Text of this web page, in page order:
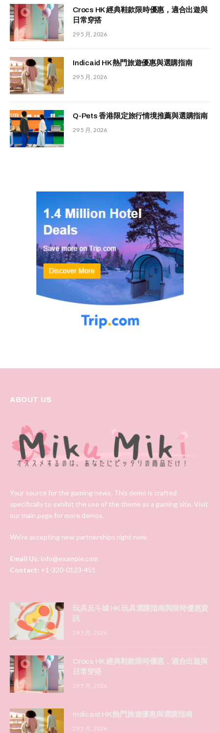
Crocs HK 經典鞋款限時優惠，適合出遊與
日常穿搭
29 5 月, 2026
Indicaid HK 熱門旅遊優惠與選購指南
29 5 月, 2026
Q-Pets 香港限定旅行情境推薦與選購指南
29 5 月, 2026
ABOUT US
Your source for the gaming news. This demo is crafted
specifically to exhibit the use of the theme as a gaming site. Visit
our main page for more demos.
We're accepting new partnerships right now.
Email Us: info@example.com
Contact: +1-320-0123-451
玩具反斗城 HK 玩具選購指南與限時優惠資
訊
29 5 月, 2026
Crocs HK 經典鞋款限時優惠，適合出遊與
日常穿搭
29 5 月, 2026
Indicaid HK 熱門旅遊優惠與選購指南
29 5 月, 2026